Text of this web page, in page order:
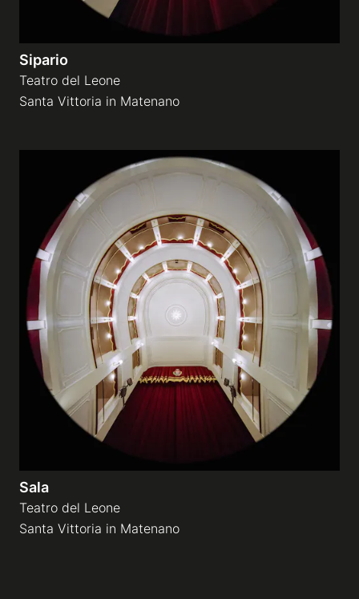
Mostre
Tecnica e Biografia
Sipario
Teatro del Leone
Santa Vittoria in Matenano
Sala
Teatro del Leone
Santa Vittoria in Matenano